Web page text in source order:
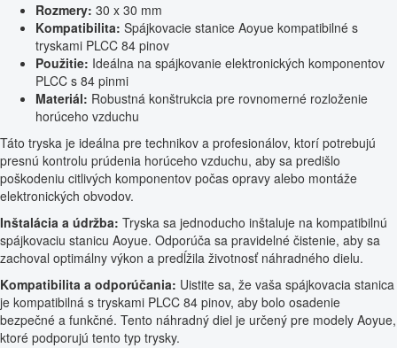
Rozmery: 30 x 30 mm
Kompatibilita: Spájkovacie stanice Aoyue kompatibilné s
tryskami PLCC 84 pinov
Použitie: Ideálna na spájkovanie elektronických komponentov
PLCC s 84 pinmi
Materiál: Robustná konštrukcia pre rovnomerné rozloženie
horúceho vzduchu
Táto tryska je ideálna pre technikov a profesionálov, ktorí potrebujú
presnú kontrolu prúdenia horúceho vzduchu, aby sa predišlo
poškodeniu citlivých komponentov počas opravy alebo montáže
elektronických obvodov.
Inštalácia a údržba: Tryska sa jednoducho inštaluje na kompatibilnú
spájkovaciu stanicu Aoyue. Odporúča sa pravidelné čistenie, aby sa
zachoval optimálny výkon a predĺžila životnosť náhradného dielu.
Kompatibilita a odporúčania: Uistite sa, že vaša spájkovacia stanica
je kompatibilná s tryskami PLCC 84 pinov, aby bolo osadenie
bezpečné a funkčné. Tento náhradný diel je určený pre modely Aoyue,
ktoré podporujú tento typ trysky.